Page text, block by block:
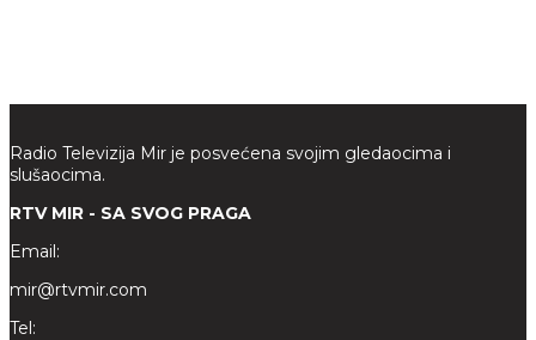
Radio Televizija Mir je posvećena svojim gledaocima i
slušaocima.
RTV MIR - SA SVOG PRAGA
Email:
mir@rtvmir.com
Tel: